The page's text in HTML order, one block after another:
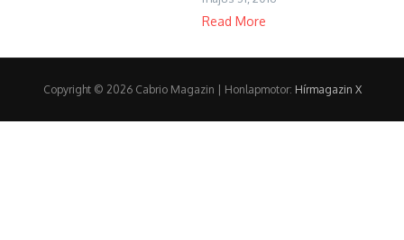
Read More
Copyright © 2026 Cabrio Magazin | Honlapmotor: Hírmagazin X